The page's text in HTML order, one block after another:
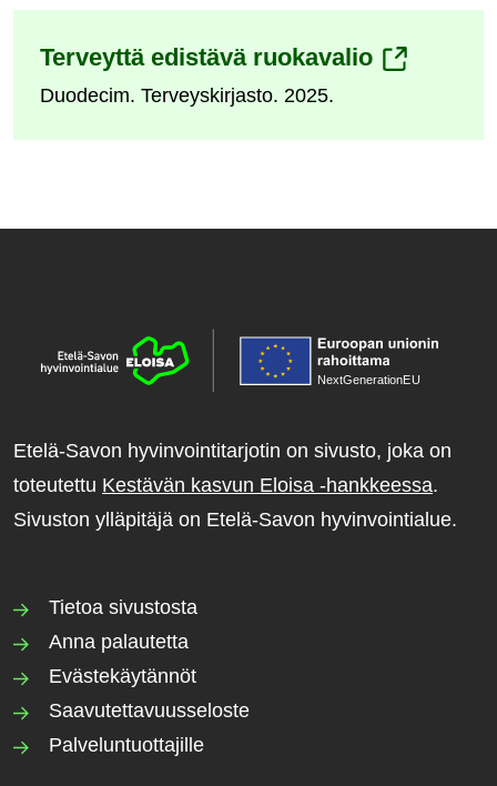
Terveyttä edistävä ruokavalio(siirryt
palveluun)
Duodecim. Terveyskirjasto. 2025.
NextGenerationEU
Etelä-Savon hyvinvointitarjotin on sivusto, joka on
toteutettu Kestävän kasvun Eloisa -hankkeessa.
Sivuston ylläpitäjä on Etelä-Savon hyvinvointialue.
Tietoa sivustosta
Anna palautetta
Evästekäytännöt
Saavutettavuusseloste
Palveluntuottajille